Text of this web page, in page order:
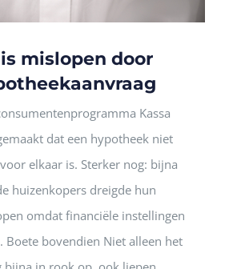
mislopen door
Kassa
dat een hypotheek niet
elkaar is. Sterker nog: bijna
huizenkopers dreigde hun
omdat financiële instellingen
Boete bovendien Niet alleen het